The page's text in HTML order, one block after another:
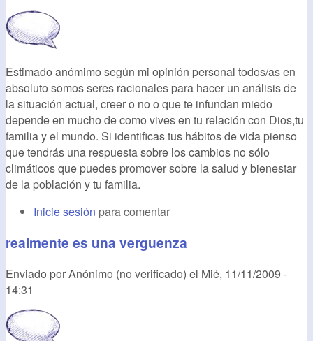
Estimado anómimo según mi opinión personal todos/as en
absoluto somos seres racionales para hacer un análisis de
la situación actual, creer o no o que te infundan miedo
depende en mucho de como vives en tu relación con Dios,tu
familia y el mundo. Si identificas tus hábitos de vida pienso
que tendrás una respuesta sobre los cambios no sólo
climáticos que puedes promover sobre la salud y bienestar
de la población y tu familia.
Inicie sesión para comentar
realmente es una verguenza
Enviado porAnónimo (no verificado) el Mié, 11/11/2009 -
14:31